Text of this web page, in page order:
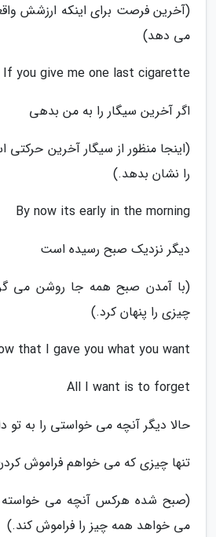
(آخرین فرصت برای اینکه ارزشش
می دهد)
If you give me one last cigarette
اگر آخرین سیگار را به من بدهی
(اینجا منظور از سیگار آخرین
را نشان بدهد.)
By now its early in the morning
دیگر نزدیک صبح رسیده است
(با آمدن صبح همه جا روشن می
چیزی را پنهان کرد.)
that I gave you what you want
All I want is to forget
حالا دیگر آنچه می خواستی را به تو
تنها چیزی که می خواهم فراموش
(صبح شده هرکس آنچه می خواسته
می خواهد همه چیز را فراموش کند.)